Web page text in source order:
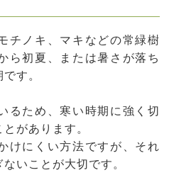
チノキ、マキなどの常緑樹
ら初夏、または暑さが落ち
す。
るため、寒い時期に強く切
があります。
けにくい方法ですが、それ
いことが大切です。